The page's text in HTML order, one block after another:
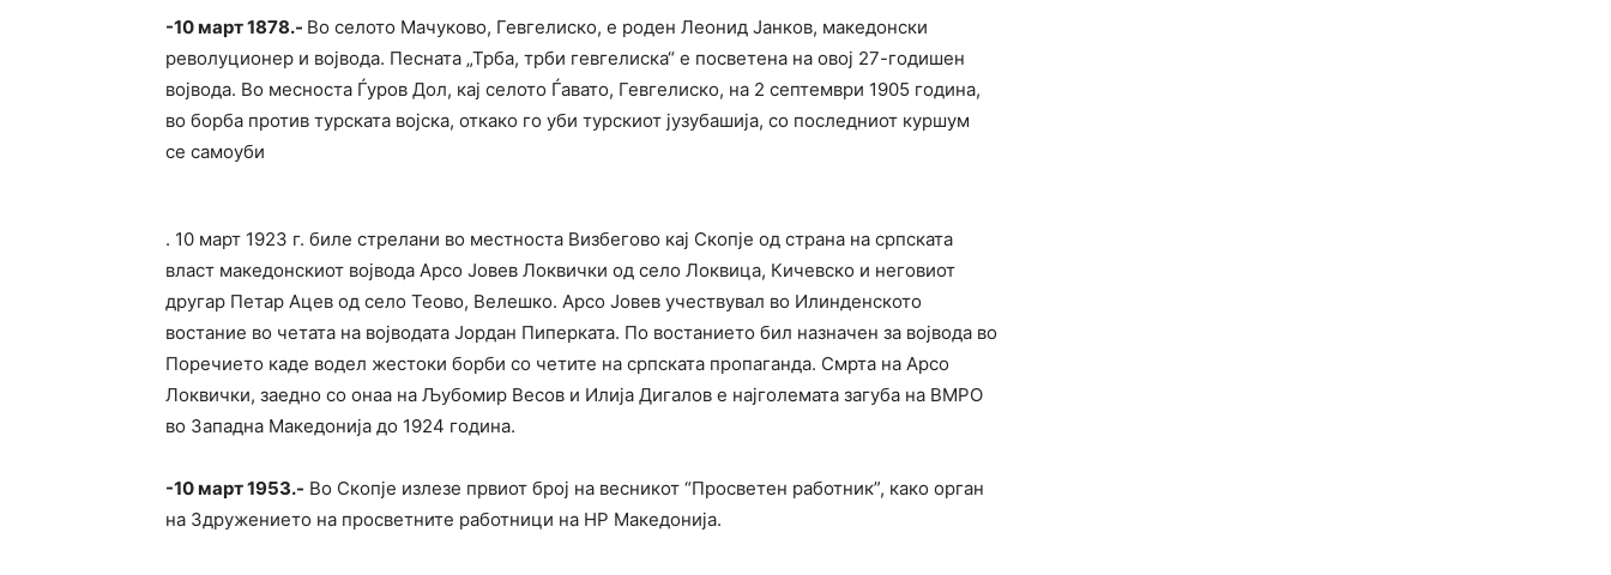
-10 март 1878.- Во селото Мачуково, Гевгелиско, е роден Леонид Јанков, македонски
револуционер и војвода. Песната „Трба, трби гевгелиска“ е посветена на овој 27-годишен
војвода. Во месноста Ѓуров Дол, кај селото Ѓавато, Гевгелиско, на 2 септември 1905 година,
во борба против турската војска, откако го уби турскиот јузубашија, со последниот куршум
се самоуби
. 10 март 1923 г. биле стрелани во местноста Визбегово каj Скопjе од страна на српската
власт македонскиот воjвода Арсо Jовев Локвички од село Локвица, Кичевско и неговиот
другар Петар Ацев од село Теово, Велешко. Арсо Jовев учествувал во Илинденското
востание во четата на воjводата Jордан Пиперката. По востанието бил назначен за воjвода во
Поречието каде водел жестоки борби со четите на српската пропаганда. Смрта на Арсо
Локвички, заедно со онаа на Љубомир Весов и Илија Дигалов е најголемата загуба на ВМРО
во Западна Македонија до 1924 година.
-10 март 1953.- Во Скопје излезе првиот број на весникот “Просветен работник”, како орган
на Здружението на просветните работници на НР Македонија.